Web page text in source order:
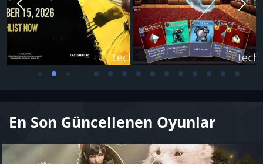
En Son Güncellenen Oyunlar